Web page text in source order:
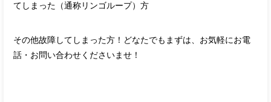
てしまった（通称リンゴループ）方
その他故障してしまった方！どなたでもまずは、お気軽にお電
話・お問い合わせくださいませ！